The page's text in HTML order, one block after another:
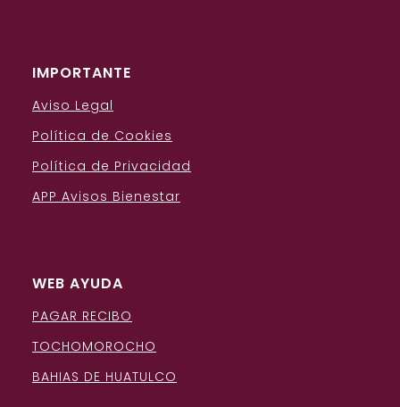
IMPORTANTE
Aviso Legal
Política de Cookies
Política de Privacidad
APP Avisos Bienestar
WEB AYUDA
PAGAR RECIBO
TOCHOMOROCHO
BAHIAS DE HUATULCO